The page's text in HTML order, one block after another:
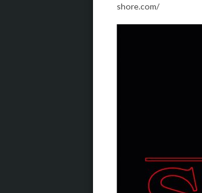
shore.com/